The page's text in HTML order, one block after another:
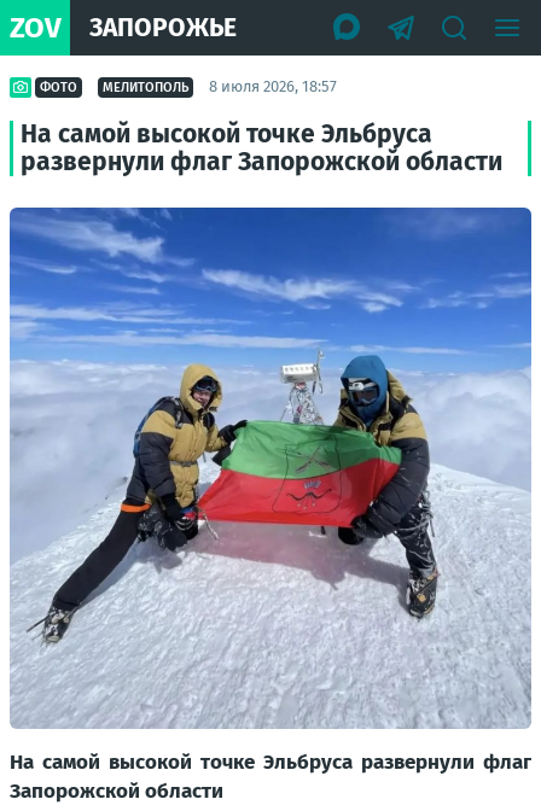
ZOV ЗАПОРОЖЬЕ
ФОТО МЕЛИТОПОЛЬ 8 июля 2026, 18:57
На самой высокой точке Эльбруса
развернули флаг Запорожской области
На самой высокой точке Эльбруса развернули флаг
Запорожской области